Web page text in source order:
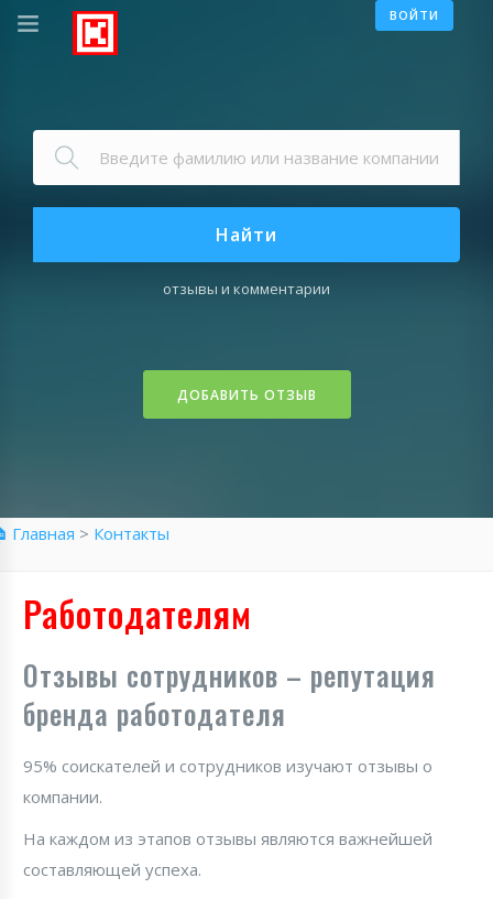
ВОЙТИ
Найти
отзывы и комментарии
ДОБАВИТЬ ОТЗЫВ
Главная > Контакты
Работодателям
Отзывы сотрудников – репутация
бренда работодателя
95% соискателей и сотрудников изучают отзывы о
компании.
На каждом из этапов отзывы являются важнейшей
составляющей успеха.